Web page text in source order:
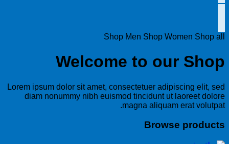
Shop Men Shop Women Shop all
Welcome to our Shop
Lorem ipsum dolor sit amet, consectetuer adipiscing elit, sed
diam nonummy nibh euismod tincidunt ut laoreet dolore
magna aliquam erat volutpat.
Browse products